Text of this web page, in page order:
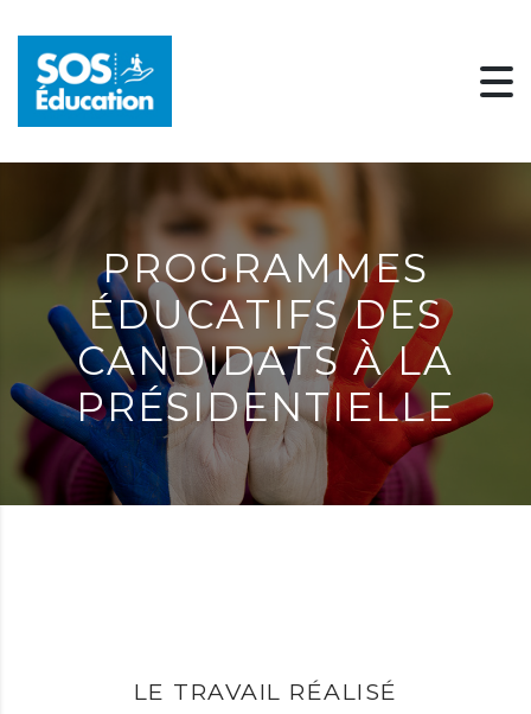
PROGRAMMES
ÉDUCATIFS DES
CANDIDATS À LA
PRÉSIDENTIELLE
LE TRAVAIL RÉALISÉ